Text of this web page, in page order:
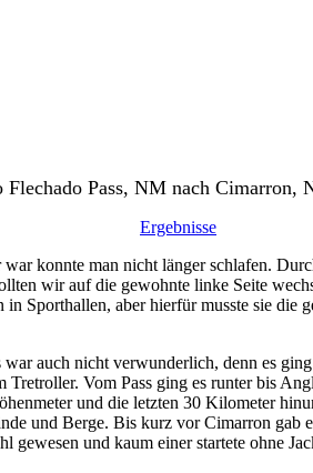
Flechado Pass, NM nach
Ergebnisse
konnte man nicht länger schlafen.
wir auf die gewohnte linke Seite
Sporthallen, aber hierfür musste sie die
auch nicht verwunderlich, denn es
Tretroller. Vom Pass ging es runter bis
und die letzten 30 Kilometer
und Berge. Bis kurz vor Cimarron gab
gewesen und kaum einer startete ohne